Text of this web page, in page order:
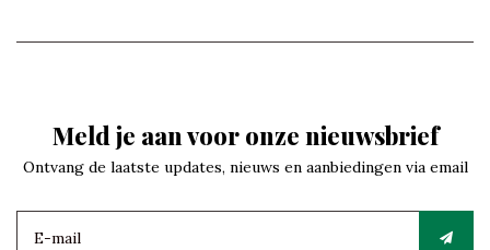
Meld je aan voor onze nieuwsbrief
Ontvang de laatste updates, nieuws en aanbiedingen via email